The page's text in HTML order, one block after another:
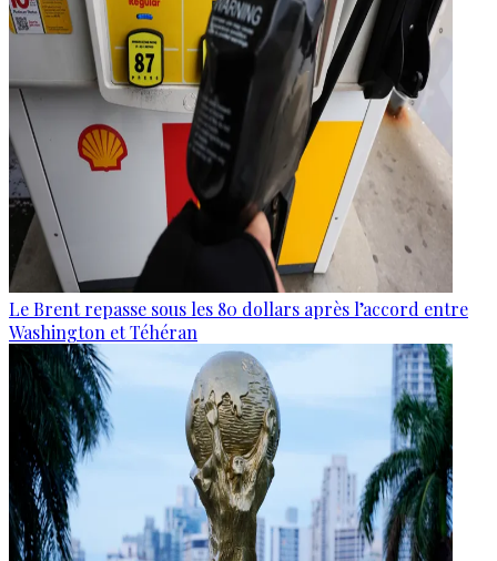
Le Brent repasse sous les 80 dollars après l’accord entre
Washington et Téhéran